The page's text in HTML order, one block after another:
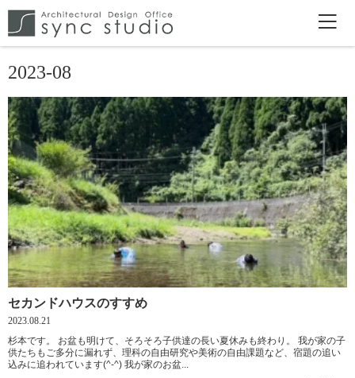
2023-08
セカンドハウスのすすめ
2023.08.21
杉本です。 お盆も明けて、そろそろ子供達の長い夏休みも終わり。 我が家の子
供たちもご多分に漏れず、理科の自由研究や美術の自由課題など、宿題の追い
込みに追われています(^-^) 我が家のお盆...